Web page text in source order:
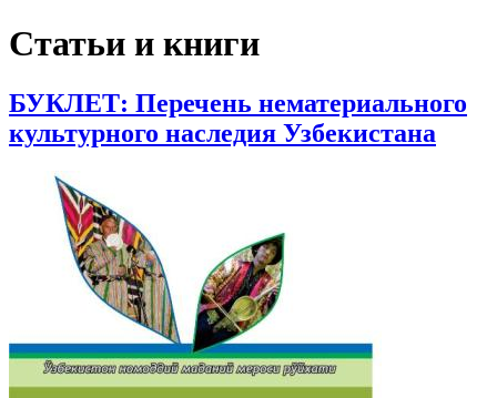
Статьи и книги
БУКЛЕТ: Перечень нематериального
культурного наследия Узбекистана